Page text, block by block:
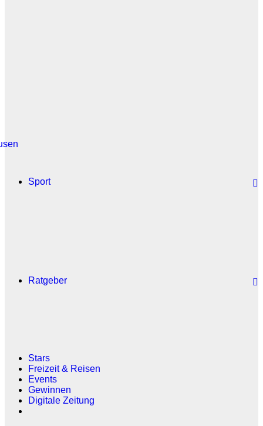
Sport
Ratgeber
Stars
Freizeit & Reisen
Events
Gewinnen
Digitale Zeitung